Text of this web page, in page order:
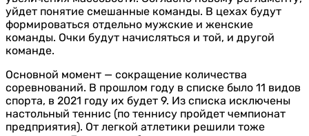
уйдет понятие смешанные команды. В цехах будут
формироваться отдельно мужские и женские
команды. Очки будут начисляться и той, и другой
команде.
Основной момент — сокращение количества
соревнований. В прошлом году в списке было 11 видов
спорта, в 2021 году их будет 9. Из списка исключены
настольный теннис (по теннису пройдет чемпионат
предприятия). От легкой атлетики решили тоже